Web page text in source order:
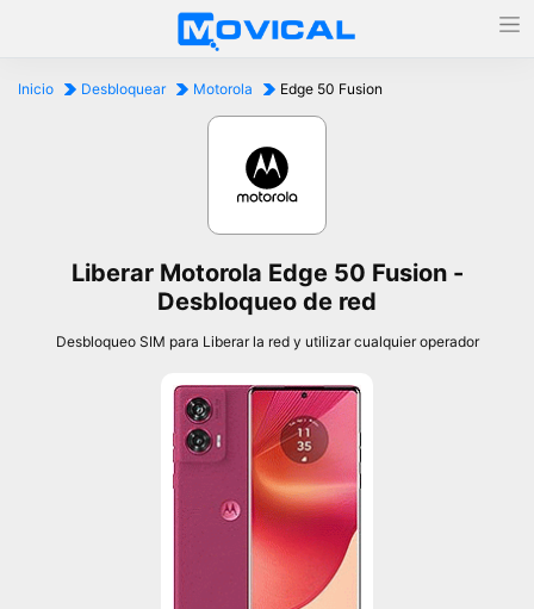
Inicio Desbloquear Motorola Edge 50 Fusion
Liberar Motorola Edge 50 Fusion -
Desbloqueo de red
Desbloqueo SIM para Liberar la red y utilizar cualquier operador